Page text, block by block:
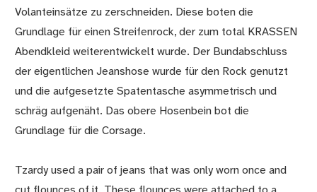
Volanteinsätze zu zerschneiden. Diese boten die
Grundlage für einen Streifenrock, der zum total KRASSEN
Abendkleid weiterentwickelt wurde. Der Bundabschluss
der eigentlichen Jeanshose wurde für den Rock genutzt
und die aufgesetzte Spatentasche asymmetrisch und
schräg aufgenäht. Das obere Hosenbein bot die
Grundlage für die Corsage.
Tzardy used a pair of jeans that was only worn once and